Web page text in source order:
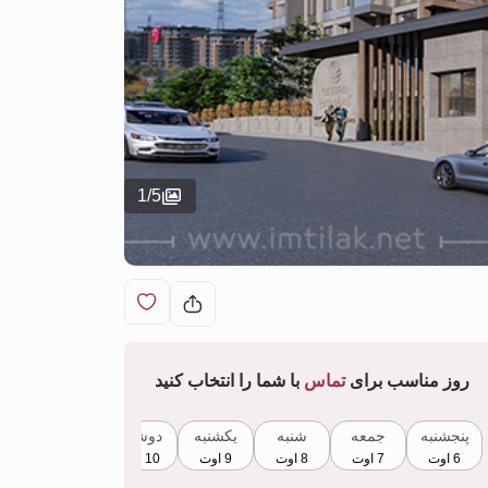
1/5
روز مناسب برایتماس با شما را انتخاب کنید
پنجشنبه
6 اوت
جمعه
7 اوت
شنبه
8 اوت
یکشنبه
9 اوت
دوشنبه
10 اوت